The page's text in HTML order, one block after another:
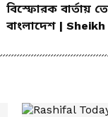
বিস্ফোরক বার্তায়
বাংলাদেশ | Sheikh